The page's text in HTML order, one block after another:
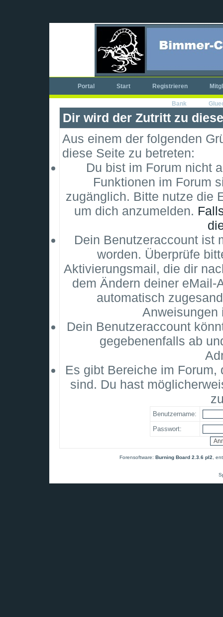
Portal Start Registrieren
Bank
Dir wird der Zutritt zu
Aus einem der folgenden
diese Seite zu betreten:
Du bist im Forum nicht
Funktionen im Forum
zugänglich. Bitte nutze die
um dich anzumelden.
Dein Benutzeraccount ist
worden. Überprüfe
Aktivierungsmail, die dir
dem Ändern deiner eMail-
automatisch
Anweisungen
Dein Benutzeraccount
gegebenenfalls ab
Es gibt Bereiche im
sind. Du hast
Benutzername:
Passwort:
Forensoftware: Burning Board 2.3.6 pl2 ,